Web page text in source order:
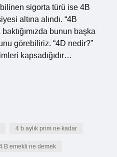
sigorta türü ise 4B
altına alındı. “4B
bunun başka
görebiliriz. “4D nedir?”
kapsadığıdır…
4 b aylık prim ne kadar
B emekli ne demek